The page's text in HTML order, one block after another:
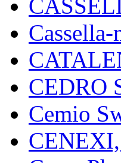
CEDRO
Cemio